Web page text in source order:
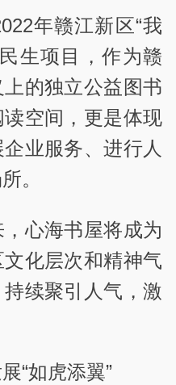
年赣江新区“我
生项目，作为赣
的独立公益图书
空间，更是体现
业服务、进行人
。
心海书屋将成为
化层次和精神气
续聚引人气，激
“如虎添翼”